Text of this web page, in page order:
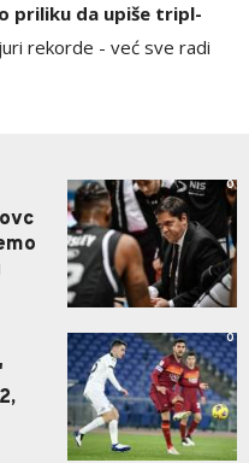
priliku da upiše tripl-
rekorde - već sve radi
0
0